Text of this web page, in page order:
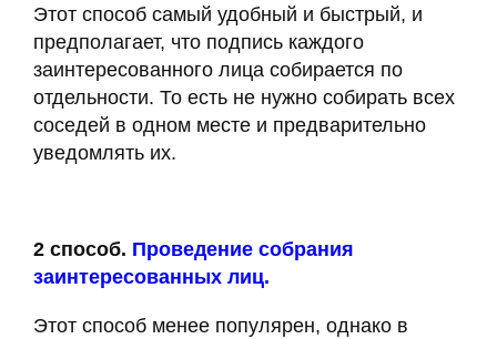
Этот способ самый удобный и быстрый, и
предполагает, что подпись каждого
заинтересованного лица собирается по
отдельности. То есть не нужно собирать всех
соседей в одном месте и предварительно
уведомлять их.
2 способ. Проведение собрания
заинтересованных лиц.
Этот способ менее популярен, однако в